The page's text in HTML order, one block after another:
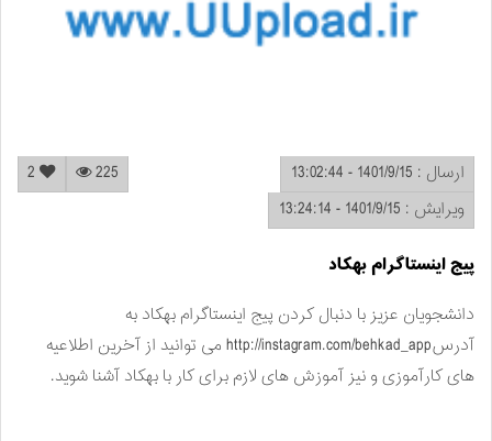
2 225
ارسال : 1401/9/15 - 13:02:44
ویرایش : 1401/9/15 - 13:24:14
پیج اینستاگرام بهکاد
دانشجویان عزیز با دنبال کردن پیج اینستاگرام بهکاد به
آدرسhttp://instagram.com/behkad_app می توانید از آخرین اطلاعیه
های کارآموزی و نیز آموزش های لازم برای کار با بهکاد آشنا شوید.